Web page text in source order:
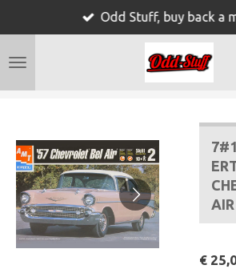
naar
Odd Stuff, buy back a
AIR
€